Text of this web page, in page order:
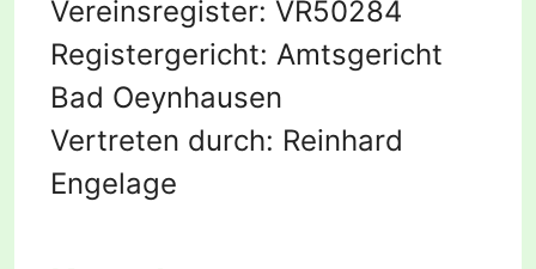
Vereinsregister: VR50284
Registergericht: Amtsgericht
Bad Oeynhausen
Vertreten durch: Reinhard
Engelage